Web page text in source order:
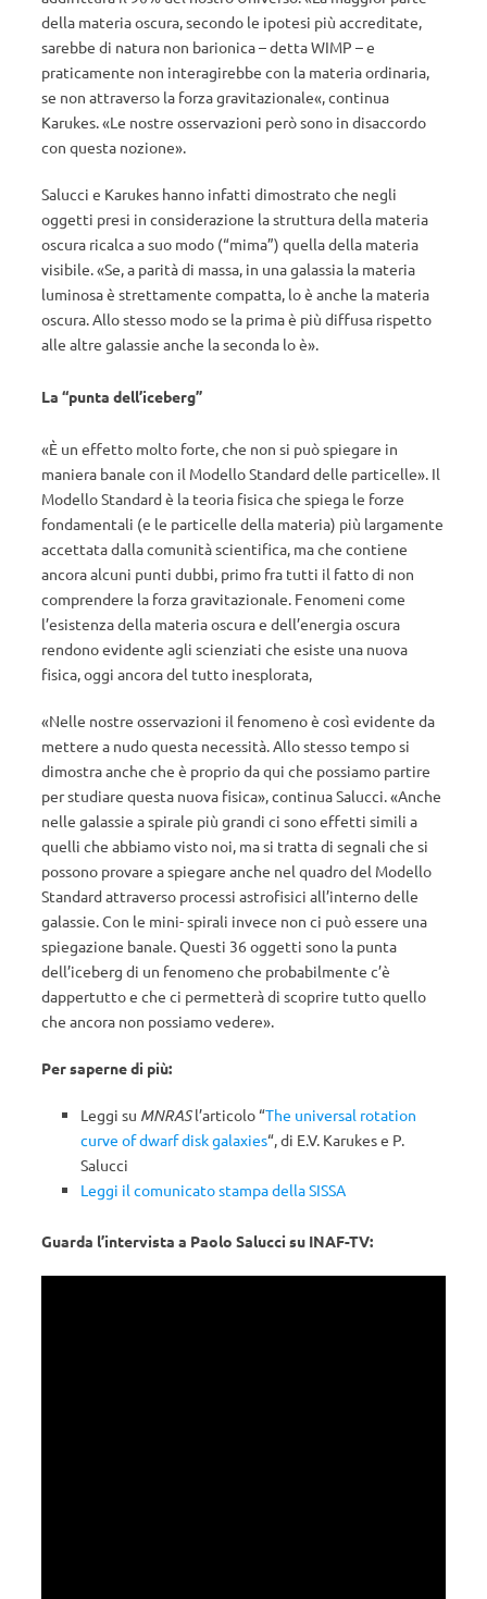
della materia oscura, secondo le ipotesi più accreditate,
sarebbe di natura non barionica – detta WIMP – e
praticamente non interagirebbe con la materia ordinaria,
se non attraverso la forza gravitazionale«, continua
Karukes. «Le nostre osservazioni però sono in disaccordo
con questa nozione».
Salucci e Karukes hanno infatti dimostrato che negli
oggetti presi in considerazione la struttura della materia
oscura ricalca a suo modo (“mima”) quella della materia
visibile. «Se, a parità di massa, in una galassia la materia
luminosa è strettamente compatta, lo è anche la materia
oscura. Allo stesso modo se la prima è più diffusa rispetto
alle altre galassie anche la seconda lo è».
La “punta dell’iceberg”
«È un effetto molto forte, che non si può spiegare in
maniera banale con il Modello Standard delle particelle». Il
Modello Standard è la teoria fisica che spiega le forze
fondamentali (e le particelle della materia) più largamente
accettata dalla comunità scientifica, ma che contiene
ancora alcuni punti dubbi, primo fra tutti il fatto di non
comprendere la forza gravitazionale. Fenomeni come
l’esistenza della materia oscura e dell’energia oscura
rendono evidente agli scienziati che esiste una nuova
fisica, oggi ancora del tutto inesplorata,
«Nelle nostre osservazioni il fenomeno è così evidente da
mettere a nudo questa necessità. Allo stesso tempo si
dimostra anche che è proprio da qui che possiamo partire
per studiare questa nuova fisica», continua Salucci. «Anche
nelle galassie a spirale più grandi ci sono effetti simili a
quelli che abbiamo visto noi, ma si tratta di segnali che si
possono provare a spiegare anche nel quadro del Modello
Standard attraverso processi astrofisici all’interno delle
galassie. Con le mini- spirali invece non ci può essere una
spiegazione banale. Questi 36 oggetti sono la punta
dell’iceberg di un fenomeno che probabilmente c’è
dappertutto e che ci permetterà di scoprire tutto quello
che ancora non possiamo vedere».
Per saperne di più:
Leggi su MNRASl’articolo “The universal rotation
curve of dwarf disk galaxies“, di E.V. Karukes e P.
Salucci
Leggi il comunicato stampa della SISSA
Guarda l’intervista a Paolo Salucci su INAF-TV: